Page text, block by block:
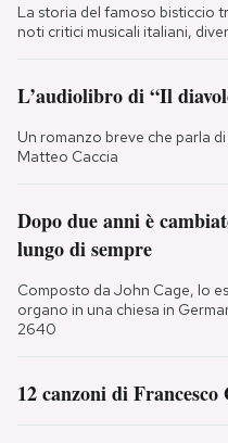
La storia del famoso bisticcio
noti critici musicali italiani,
L’audiolibro di “Il
Un romanzo breve che parla
Matteo Caccia
Dopo due anni è
lungo di sempre
Composto da John Cage, lo
organo in una chiesa in
2640
12 canzoni di Francesco